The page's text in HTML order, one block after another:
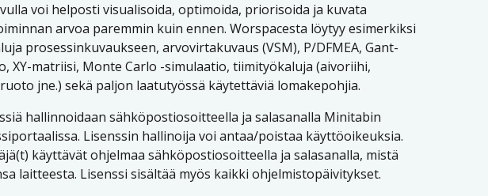
voi helposti visualisoida, optimoida, priorisoida ja kuvata
arvoa paremmin kuin ennen. Worspacesta löytyy esimerkiksi
prosessinkuvaukseen, arvovirtakuvaus (VSM), P/DFMEA, Gant-
XY-matriisi, Monte Carlo -simulaatio, tiimityökaluja (aivoriihi,
jne.) sekä paljon laatutyössä käytettäviä lomakepohjia.
hallinnoidaan sähköpostiosoitteella ja salasanalla Minitabin
Lisenssin hallinoija voi antaa/poistaa käyttöoikeuksia.
käyttävät ohjelmaa sähköpostiosoitteella ja salasanalla, mistä
laitteesta. Lisenssi sisältää myös kaikki ohjelmistopäivitykset.